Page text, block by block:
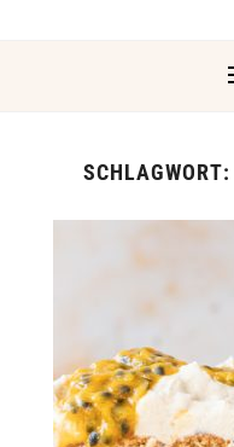
SCHLAGWORT: